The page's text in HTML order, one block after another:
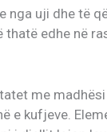
nga uji dhe të
edhe në
me
e kufjeve.